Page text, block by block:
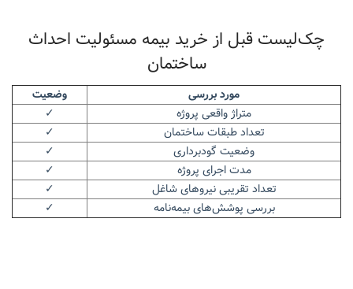
چک‌لیست قبل از خرید بیمه مسئولیت احداث
ساختمان
مورد بررسی
وضعیت
متراژ واقعی پروژه
✓
تعداد طبقات ساختمان
✓
وضعیت گودبرداری
✓
مدت اجرای پروژه
✓
تعداد تقریبی نیروهای شاغل
✓
بررسی پوشش‌های بیمه‌نامه
✓